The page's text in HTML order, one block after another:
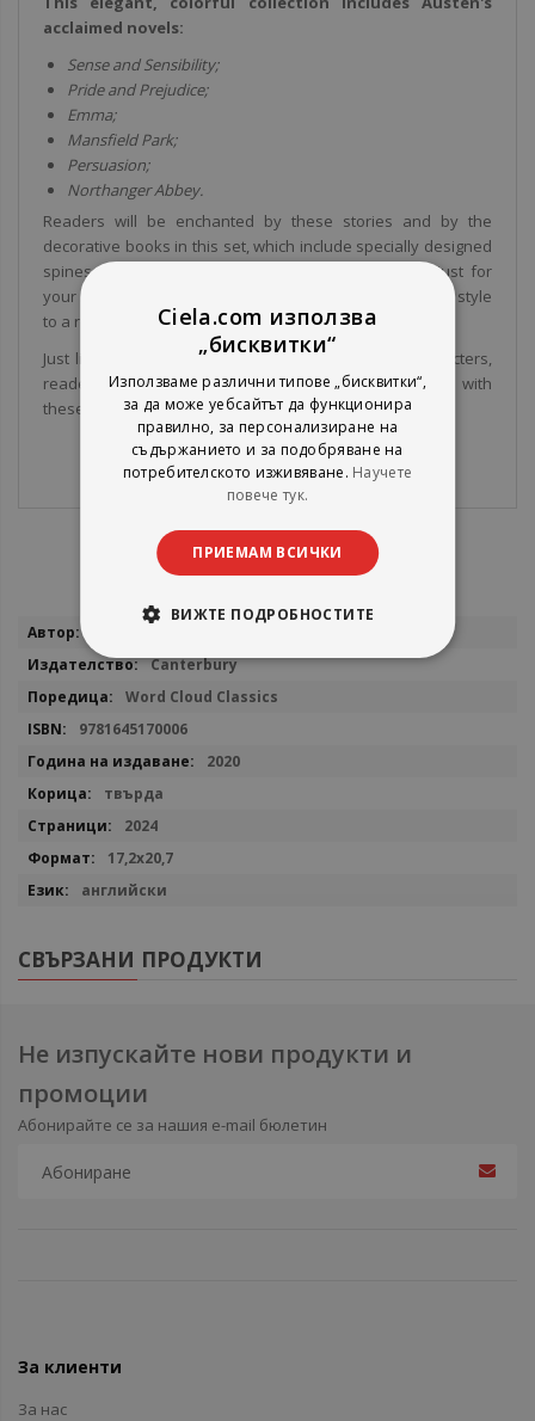
acclaimed novels:
Sense and Sensibility;
Pride and Prejudice;
Emma;
Mansfield Park;
Persuasion;
Northanger Abbey.
Readers will be enchanted by these stories and by the
decorative books in this set, which include specially designed
spines and custom endpapers. These books aren’t just for
your bookshelf. They’re a beautiful way to add color and style
to a room.
Just like they do withJane Austen's memorable characters,
readers and interior design aficionados will fall in love with
these beautiful novels.
Повече
информация
Canterbury
Word Cloud Classics
9781645170006
2020
твърда
2024
17,2x20,7
английски
СВЪРЗАНИ ПРОДУКТИ
Не изпускайте нови продукти и
промоции
Абонирайте се за нашия e-mail бюлетин
За клиенти
За нас
Ciela.com използва
„бисквитки“
Използваме различни типове „бисквитки“,
за да може уебсайтът да функционира
правилно, за персонализиране на
съдържанието и за подобряване на
потребителското изживяване. Научете
повече тук.
ПРИЕМАМ ВСИЧКИ
ВИЖТЕ ПОДРОБНОСТИТЕ